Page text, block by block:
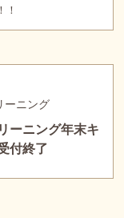
！
ーニング
ーニング年末キ
付終了